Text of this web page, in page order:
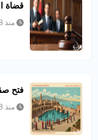
قضاة
منذ 8 أشهر
فتح
منذ 8 أشهر